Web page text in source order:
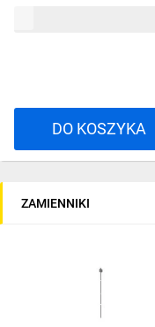
DO KOSZYKA
ZAMIENNIKI